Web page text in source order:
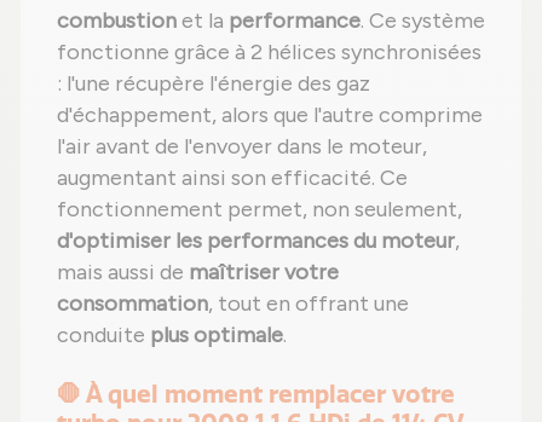
combustionet la performance. Ce système
fonctionne grâce à 2 hélices synchronisées
: l'une récupère l'énergie des gaz
d'échappement, alors que l'autre comprime
l'air avant de l'envoyer dans le moteur,
augmentant ainsi son efficacité. Ce
fonctionnement permet, non seulement,
d'optimiser les performances du moteur,
mais aussi de maîtriser votre
consommation, tout en offrant une
conduite plus optimale.
🛑 À quel moment remplacer votre